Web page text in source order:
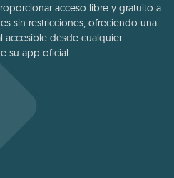
acceso libre y gratuito a
sin restricciones, ofreciendo una
accesible desde cualquier
su app oficial.